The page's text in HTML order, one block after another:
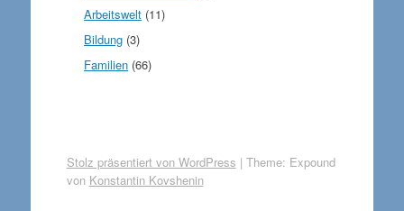
Arbeitswelt (11)
Bildung (3)
Familien (66)
Stolz präsentiert von WordPress | Theme: Expound
von Konstantin Kovshenin